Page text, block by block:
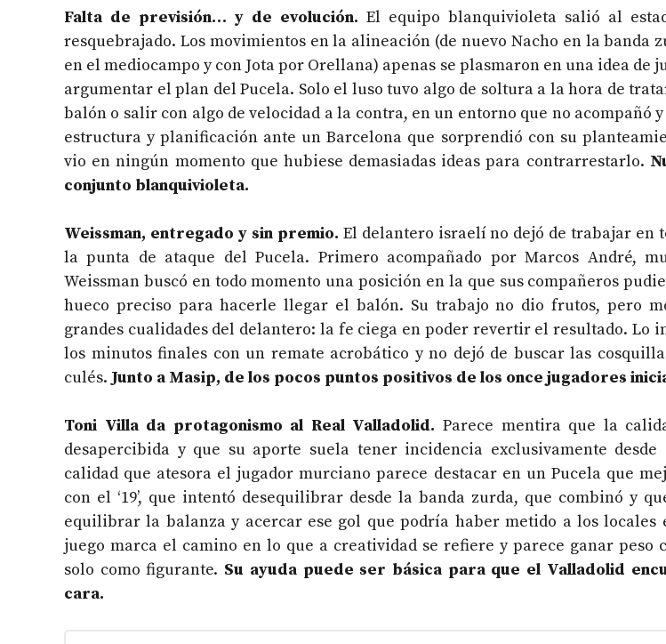
Falta de previsión… y de evolución. El equipo blanquivioleta salió al
resquebrajado. Los movimientos en la alineación (de nuevo Nacho en la banda
en el mediocampo y con Jota por Orellana) apenas se plasmaron en una idea de
argumentar el plan del Pucela. Solo el luso tuvo algo de soltura a la hora de
balón o salir con algo de velocidad a la contra, en un entorno que no acompañó
estructura y planificación ante un Barcelona que sorprendió con su
vio en ningún momento que hubiese demasiadas ideas para contrarrestarlo.
conjunto blanquivioleta.
Weissman, entregado y sin premio. El delantero israelí no dejó de trabajar en
la punta de ataque del Pucela. Primero acompañado por Marcos André,
Weissman buscó en todo momento una posición en la que sus compañeros
hueco preciso para hacerle llegar el balón. Su trabajo no dio frutos, pero
grandes cualidades del delantero: la fe ciega en poder revertir el resultado. Lo
los minutos finales con un remate acrobático y no dejó de buscar las
culés. Junto a Masip, de los pocos puntos positivos de los once jugadores
Toni Villa da protagonismo al Real Valladolid. Parece mentira que la
desapercibida y que su aporte suela tener incidencia exclusivamente
calidad que atesora el jugador murciano parece destacar en un Pucela que
con el ‘19’, que intentó desequilibrar desde la banda zurda, que combinó y
equilibrar la balanza y acercar ese gol que podría haber metido a los locales
juego marca el camino en lo que a creatividad se refiere y parece ganar peso
solo como figurante. Su ayuda puede ser básica para que el Valladolid
cara.